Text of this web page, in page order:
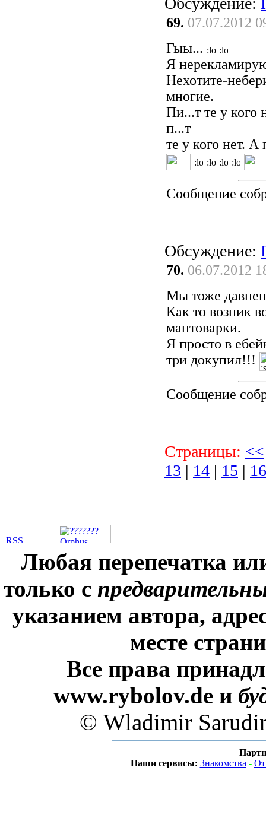
69. 07.07.2012
Гыы...
Я
Нехотите-
многие.
Пи...т те у кого
п...т
те у кого нет.
Сообщение
Обсуждение:
70. 06.07.2012
Мы тоже
Как то возник
мантоварки.
Я просто в
три докупил!!!
Сообщение
Страницы: <<
13 | 14 | 15 | 16
Любая перепечатка
только с
указанием автора,
месте
Все права
www.rybolov.de и
© Wladimir
Наши сервисы: Знакомства -